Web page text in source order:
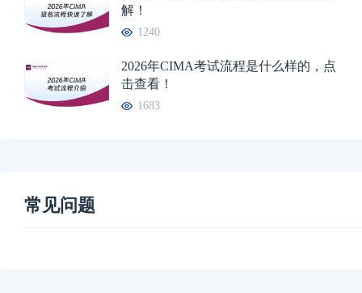
解！
1240
2026年CIMA考试流程是什么样的，点
击查看！
1683
常见问题